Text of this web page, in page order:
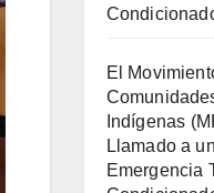
El
Indígenas
Llamado a
Emergencia